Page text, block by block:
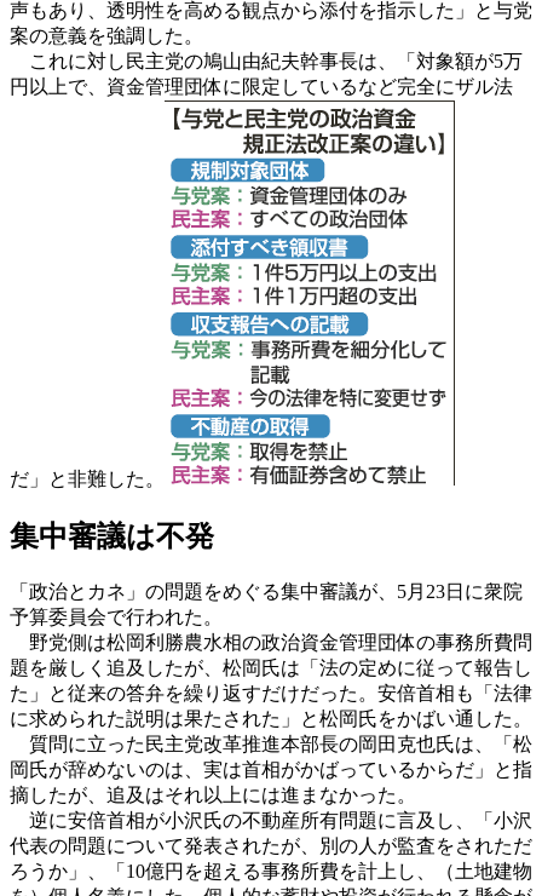
声もあり、透明性を高める観点から添付を指示した」と与党
案の意義を強調した。
これに対し民主党の鳩山由紀夫幹事長は、「対象額が5万
円以上で、資金管理団体に限定しているなど完全にザル法
だ」と非難した。
集中審議は不発
「政治とカネ」の問題をめぐる集中審議が、5月23日に衆院
予算委員会で行われた。
野党側は松岡利勝農水相の政治資金管理団体の事務所費問
題を厳しく追及したが、松岡氏は「法の定めに従って報告し
た」と従来の答弁を繰り返すだけだった。安倍首相も「法律
に求められた説明は果たされた」と松岡氏をかばい通した。
質問に立った民主党改革推進本部長の岡田克也氏は、「松
岡氏が辞めないのは、実は首相がかばっているからだ」と指
摘したが、追及はそれ以上には進まなかった。
逆に安倍首相が小沢氏の不動産所有問題に言及し、「小沢
代表の問題について発表されたが、別の人が監査をされただ
ろうか」、「10億円を超える事務所費を計上し、（土地建物